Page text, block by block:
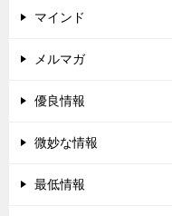
マインド
メルマガ
優良情報
微妙な情報
最低情報